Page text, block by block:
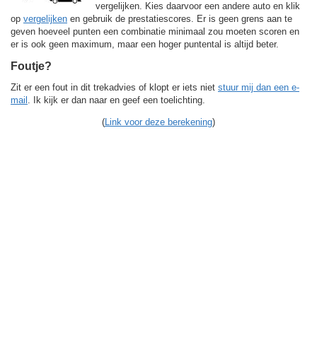
vergelijken. Kies daarvoor een andere auto en klik
op vergelijken en gebruik de prestatiescores. Er is geen grens aan te
geven hoeveel punten een combinatie minimaal zou moeten scoren en
er is ook geen maximum, maar een hoger puntental is altijd beter.
Foutje?
Zit er een fout in dit trekadvies of klopt er iets niet stuur mij dan een e-
mail
. Ik kijk er dan naar en geef een toelichting.
( Link voor deze berekening)